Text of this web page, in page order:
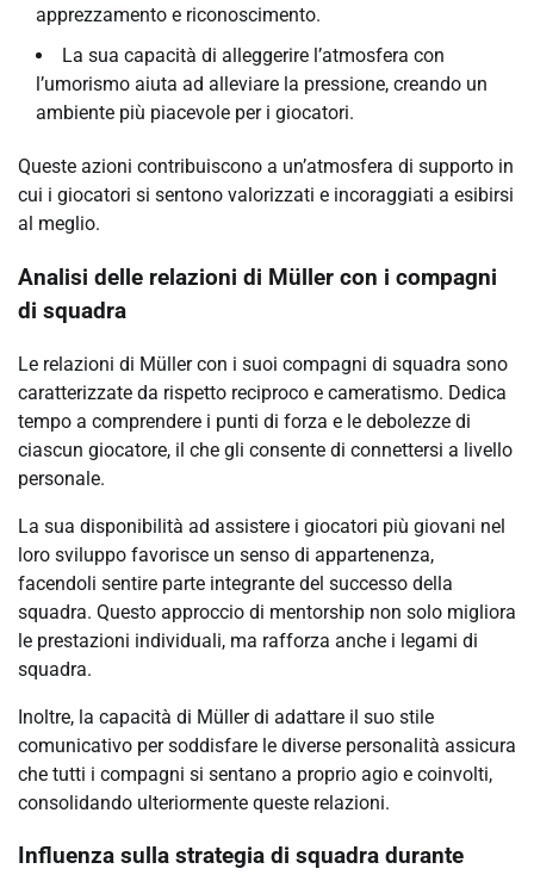
apprezzamento e riconoscimento.
La sua capacità di alleggerire l’atmosfera con
l’umorismo aiuta ad alleviare la pressione, creando un
ambiente più piacevole per i giocatori.
Queste azioni contribuiscono a un’atmosfera di supporto in
cui i giocatori si sentono valorizzati e incoraggiati a esibirsi
al meglio.
Analisi delle relazioni di Müller con i compagni
di squadra
Le relazioni di Müller con i suoi compagni di squadra sono
caratterizzate da rispetto reciproco e cameratismo. Dedica
tempo a comprendere i punti di forza e le debolezze di
ciascun giocatore, il che gli consente di connettersi a livello
personale.
La sua disponibilità ad assistere i giocatori più giovani nel
loro sviluppo favorisce un senso di appartenenza,
facendoli sentire parte integrante del successo della
squadra. Questo approccio di mentorship non solo migliora
le prestazioni individuali, ma rafforza anche i legami di
squadra.
Inoltre, la capacità di Müller di adattare il suo stile
comunicativo per soddisfare le diverse personalità assicura
che tutti i compagni si sentano a proprio agio e coinvolti,
consolidando ulteriormente queste relazioni.
Influenza sulla strategia di squadra durante